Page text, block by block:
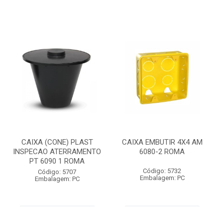
CAIXA (CONE) PLAST
INSPECAO ATERRAMENTO
PT 6090 1 ROMA
Código: 5707
Embalagem: PC
CAIXA EMBUTIR 4X4 AM
6080-2 ROMA
Código: 5732
Embalagem: PC